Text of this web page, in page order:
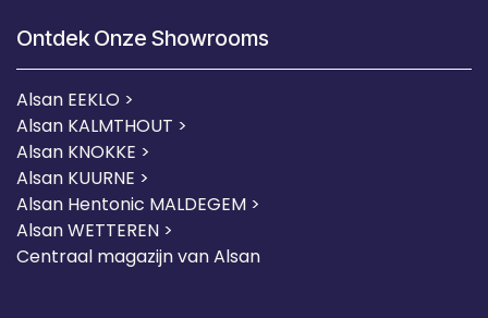
Ontdek Onze Showrooms
Alsan EEKLO >
Alsan KALMTHOUT >
Alsan KNOKKE >
Alsan KUURNE >
Alsan Hentonic MALDEGEM >
Alsan WETTEREN >
Centraal magazijn van Alsan